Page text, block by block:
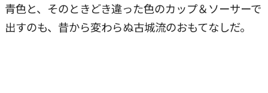
青色と、そのときどき違った色のカップ＆ソーサーで
出すのも、昔から変わらぬ古城流のおもてなしだ。